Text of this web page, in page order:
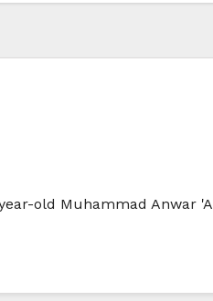
old Muhammad Anwar